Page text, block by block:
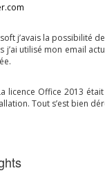
j’avais la possibilité
j’ai utilisé mon email
licence Office 2013
Tout s’est bien